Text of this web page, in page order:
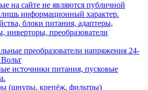
на сайте не являются публичной
информационный характер.
блоки питания, адаптеры,
инверторы, преобразователи
преобразователи напряжения 24-
источники питания, пусковые
(шнуры, крепёж, фильтры)